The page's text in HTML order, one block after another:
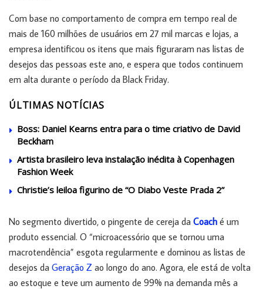
Com base no comportamento de compra em tempo real de
mais de 160 milhões de usuários em 27 mil marcas e lojas, a
empresa identificou os itens que mais figuraram nas listas de
desejos das pessoas este ano, e espera que todos continuem
em alta durante o período da Black Friday.
ÚLTIMAS NOTÍCIAS
Boss: Daniel Kearns entra para o time criativo de David
Beckham
Artista brasileiro leva instalação inédita à Copenhagen
Fashion Week
Christie’s leiloa figurino de “O Diabo Veste Prada 2”
No segmento divertido, o pingente de cereja da Coach é um
produto essencial. O “microacessório que se tornou uma
macrotendência” esgota regularmente e dominou as listas de
desejos da Geração Z ao longo do ano. Agora, ele está de volta
ao estoque e teve um aumento de 99% na demanda mês a